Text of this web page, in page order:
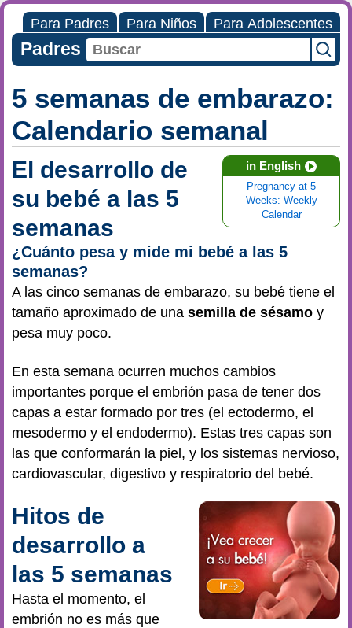
Para Padres Para Niños Para Adolescentes
Padres
5 semanas de embarazo:
Calendario semanal
in English
Pregnancy at 5
Weeks: Weekly
Calendar
El desarrollo de
su bebé a las 5
semanas
¿Cuánto pesa y mide mi bebé a las 5
semanas?
A las cinco semanas de embarazo, su bebé tiene el
tamaño aproximado de una semilla de sésamo y
pesa muy poco.
En esta semana ocurren muchos cambios
importantes porque el embrión pasa de tener dos
capas a estar formado por tres (el ectodermo, el
mesodermo y el endodermo). Estas tres capas son
las que conformarán la piel, y los sistemas nervioso,
cardiovascular, digestivo y respiratorio del bebé.
Hitos de
desarrollo a
las 5 semanas
Hasta el momento, el
embrión no es más que